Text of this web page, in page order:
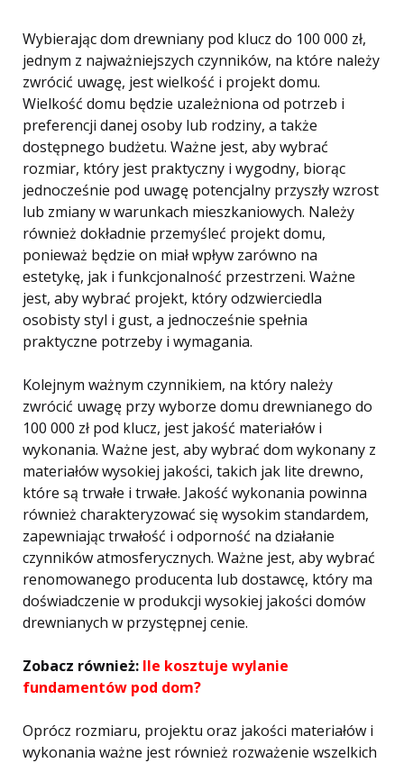
Wybierając dom drewniany pod klucz do 100 000 zł,
jednym z najważniejszych czynników, na które należy
zwrócić uwagę, jest wielkość i projekt domu.
Wielkość domu będzie uzależniona od potrzeb i
preferencji danej osoby lub rodziny, a także
dostępnego budżetu. Ważne jest, aby wybrać
rozmiar, który jest praktyczny i wygodny, biorąc
jednocześnie pod uwagę potencjalny przyszły wzrost
lub zmiany w warunkach mieszkaniowych. Należy
również dokładnie przemyśleć projekt domu,
ponieważ będzie on miał wpływ zarówno na
estetykę, jak i funkcjonalność przestrzeni. Ważne
jest, aby wybrać projekt, który odzwierciedla
osobisty styl i gust, a jednocześnie spełnia
praktyczne potrzeby i wymagania.
Kolejnym ważnym czynnikiem, na który należy
zwrócić uwagę przy wyborze domu drewnianego do
100 000 zł pod klucz, jest jakość materiałów i
wykonania. Ważne jest, aby wybrać dom wykonany z
materiałów wysokiej jakości, takich jak lite drewno,
które są trwałe i trwałe. Jakość wykonania powinna
również charakteryzować się wysokim standardem,
zapewniając trwałość i odporność na działanie
czynników atmosferycznych. Ważne jest, aby wybrać
renomowanego producenta lub dostawcę, który ma
doświadczenie w produkcji wysokiej jakości domów
drewnianych w przystępnej cenie.
Zobacz również: Ile kosztuje wylanie
fundamentów pod dom?
Oprócz rozmiaru, projektu oraz jakości materiałów i
wykonania ważne jest również rozważenie wszelkich